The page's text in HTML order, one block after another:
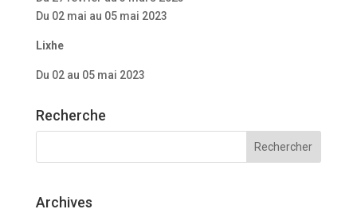
Du 02 mai au 05 mai 2023
Lixhe
Du 02 au 05 mai 2023
Recherche
Archives